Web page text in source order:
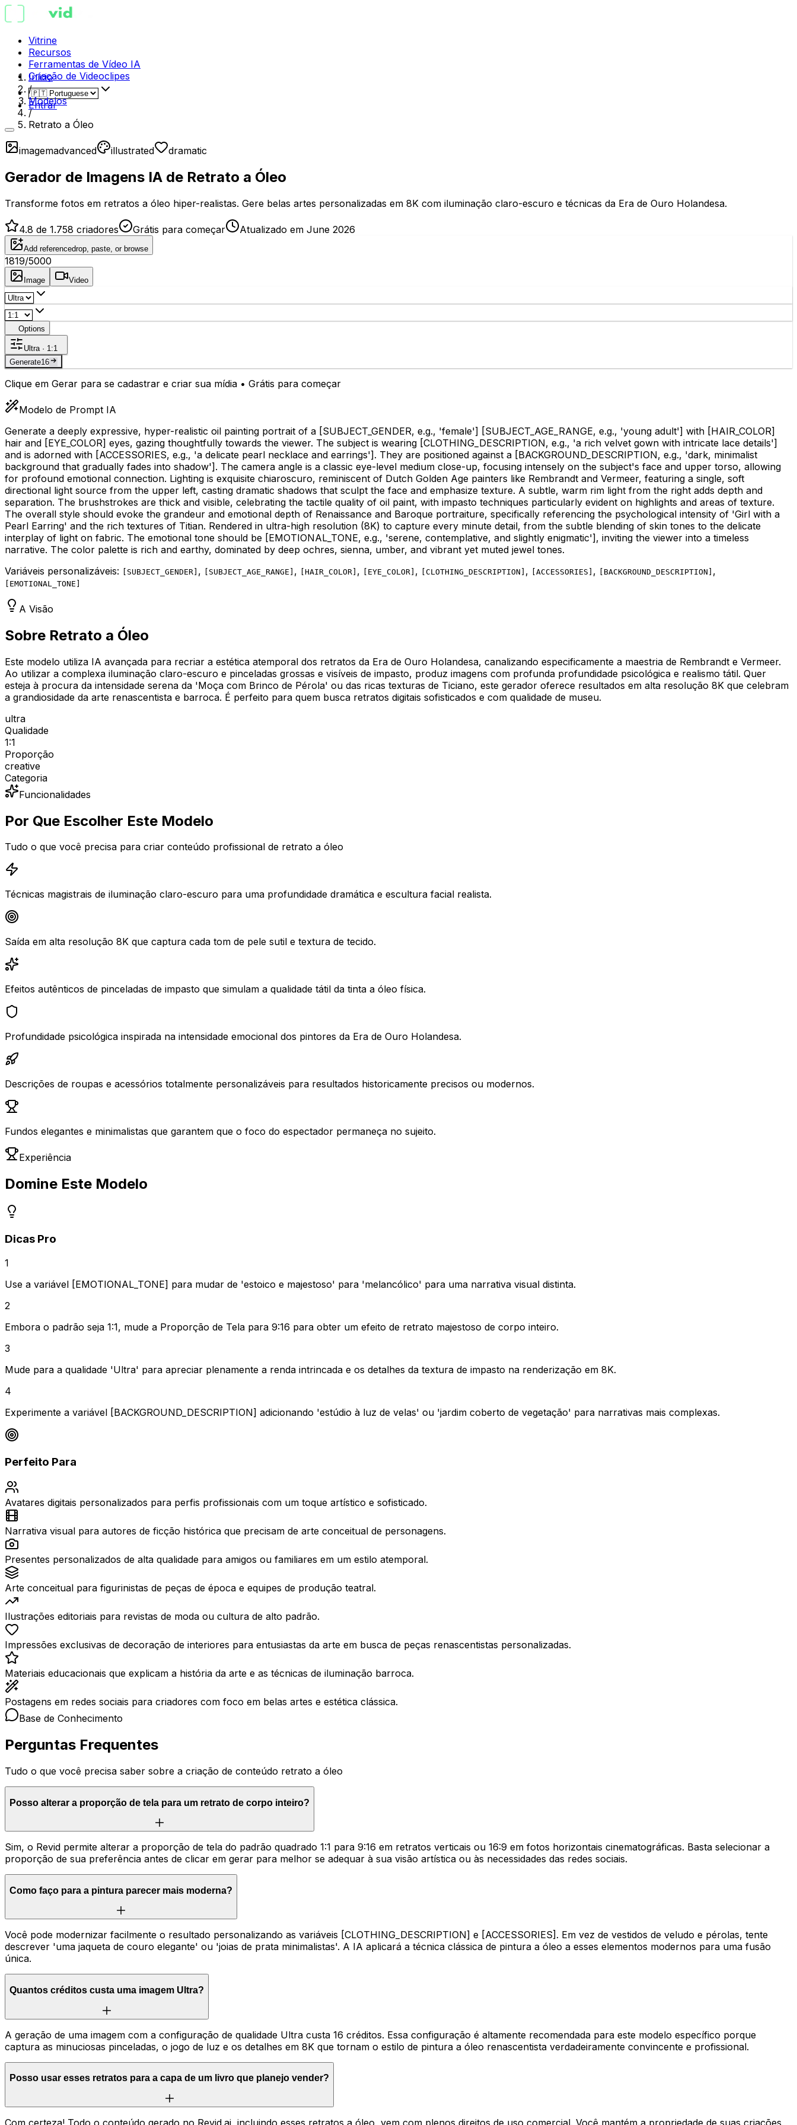
Vitrine
Recursos
Ferramentas de Vídeo IA
Criação de Videoclipes
Entrar
Início
/
Modelos
/
Retrato a Óleo
imagemadvanced illustrated dramatic
Gerador de Imagens IA de Retrato a Óleo
Transforme fotos em retratos a óleo hiper-realistas. Gere belas artes personalizadas em 8K com iluminação claro-escuro e técnicas da Era de Ouro Holandesa.
4.8 de 1.758 criadores Grátis para começar Atualizado em June 2026
Add referencedrop, paste, or browse
1819/5000
Image Video
Options
Ultra · 1:1
Generate16
Clique em Gerar para se cadastrar e criar sua mídia • Grátis para começar
Modelo de Prompt IA
Generate a deeply expressive, hyper-realistic oil painting portrait of a [SUBJECT_GENDER, e.g., 'female'] [SUBJECT_AGE_RANGE, e.g., 'young adult'] with [HAIR_COLOR]
hair and [EYE_COLOR] eyes, gazing thoughtfully towards the viewer. The subject is wearing [CLOTHING_DESCRIPTION, e.g., 'a rich velvet gown with intricate lace details']
and is adorned with [ACCESSORIES, e.g., 'a delicate pearl necklace and earrings']. They are positioned against a [BACKGROUND_DESCRIPTION, e.g., 'dark, minimalist
background that gradually fades into shadow']. The camera angle is a classic eye-level medium close-up, focusing intensely on the subject's face and upper torso, allowing
for profound emotional connection. Lighting is exquisite chiaroscuro, reminiscent of Dutch Golden Age painters like Rembrandt and Vermeer, featuring a single, soft
directional light source from the upper left, casting dramatic shadows that sculpt the face and emphasize texture. A subtle, warm rim light from the right adds depth and
separation. The brushstrokes are thick and visible, celebrating the tactile quality of oil paint, with impasto techniques particularly evident on highlights and areas of texture.
The overall style should evoke the grandeur and emotional depth of Renaissance and Baroque portraiture, specifically referencing the psychological intensity of 'Girl with a
Pearl Earring' and the rich textures of Titian. Rendered in ultra-high resolution (8K) to capture every minute detail, from the subtle blending of skin tones to the delicate
interplay of light on fabric. The emotional tone should be [EMOTIONAL_TONE, e.g., 'serene, contemplative, and slightly enigmatic'], inviting the viewer into a timeless
narrative. The color palette is rich and earthy, dominated by deep ochres, sienna, umber, and vibrant yet muted jewel tones.
Variáveis personalizáveis:
SUBJECT_GENDER , SUBJECT_AGE_RANGE , HAIR_COLOR , EYE_COLOR , CLOTHING_DESCRIPTION , ACCESSORIES , BACKGROUND_DESCRIPTION ,
EMOTIONAL_TONE
A Visão
Sobre Retrato a Óleo
Este modelo utiliza IA avançada para recriar a estética atemporal dos retratos da Era de Ouro Holandesa, canalizando especificamente a maestria de Rembrandt e Vermeer.
Ao utilizar a complexa iluminação claro-escuro e pinceladas grossas e visíveis de impasto, produz imagens com profunda profundidade psicológica e realismo tátil. Quer
esteja à procura da intensidade serena da 'Moça com Brinco de Pérola' ou das ricas texturas de Ticiano, este gerador oferece resultados em alta resolução 8K que celebram
a grandiosidade da arte renascentista e barroca. É perfeito para quem busca retratos digitais sofisticados e com qualidade de museu.
ultra
Qualidade
1:1
Proporção
creative
Categoria
Funcionalidades
Por Que Escolher Este Modelo
Tudo o que você precisa para criar conteúdo profissional de retrato a óleo
Técnicas magistrais de iluminação claro-escuro para uma profundidade dramática e escultura facial realista.
Saída em alta resolução 8K que captura cada tom de pele sutil e textura de tecido.
Efeitos autênticos de pinceladas de impasto que simulam a qualidade tátil da tinta a óleo física.
Profundidade psicológica inspirada na intensidade emocional dos pintores da Era de Ouro Holandesa.
Descrições de roupas e acessórios totalmente personalizáveis para resultados historicamente precisos ou modernos.
Fundos elegantes e minimalistas que garantem que o foco do espectador permaneça no sujeito.
Experiência
Domine Este Modelo
Dicas Pro
1
Use a variável [EMOTIONAL_TONE] para mudar de 'estoico e majestoso' para 'melancólico' para uma narrativa visual distinta.
2
Embora o padrão seja 1:1, mude a Proporção de Tela para 9:16 para obter um efeito de retrato majestoso de corpo inteiro.
3
Mude para a qualidade 'Ultra' para apreciar plenamente a renda intrincada e os detalhes da textura de impasto na renderização em 8K.
4
Experimente a variável [BACKGROUND_DESCRIPTION] adicionando 'estúdio à luz de velas' ou 'jardim coberto de vegetação' para narrativas mais complexas.
Perfeito Para
Avatares digitais personalizados para perfis profissionais com um toque artístico e sofisticado.
Narrativa visual para autores de ficção histórica que precisam de arte conceitual de personagens.
Presentes personalizados de alta qualidade para amigos ou familiares em um estilo atemporal.
Arte conceitual para figurinistas de peças de época e equipes de produção teatral.
Ilustrações editoriais para revistas de moda ou cultura de alto padrão.
Impressões exclusivas de decoração de interiores para entusiastas da arte em busca de peças renascentistas personalizadas.
Materiais educacionais que explicam a história da arte e as técnicas de iluminação barroca.
Postagens em redes sociais para criadores com foco em belas artes e estética clássica.
Base de Conhecimento
Perguntas Frequentes
Tudo o que você precisa saber sobre a criação de conteúdo retrato a óleo
Posso alterar a proporção de tela para um retrato de corpo inteiro?
Sim, o Revid permite alterar a proporção de tela do padrão quadrado 1:1 para 9:16 em retratos verticais ou 16:9 em fotos horizontais cinematográficas. Basta selecionar a
proporção de sua preferência antes de clicar em gerar para melhor se adequar à sua visão artística ou às necessidades das redes sociais.
Como faço para a pintura parecer mais moderna?
Você pode modernizar facilmente o resultado personalizando as variáveis [CLOTHING_DESCRIPTION] e [ACCESSORIES]. Em vez de vestidos de veludo e pérolas, tente
descrever 'uma jaqueta de couro elegante' ou 'joias de prata minimalistas'. A IA aplicará a técnica clássica de pintura a óleo a esses elementos modernos para uma fusão
única.
Quantos créditos custa uma imagem Ultra?
A geração de uma imagem com a configuração de qualidade Ultra custa 16 créditos. Essa configuração é altamente recomendada para este modelo específico porque
captura as minuciosas pinceladas, o jogo de luz e os detalhes em 8K que tornam o estilo de pintura a óleo renascentista verdadeiramente convincente e profissional.
Posso usar esses retratos para a capa de um livro que planejo vender?
Com certeza! Todo o conteúdo gerado no Revid.ai, incluindo esses retratos a óleo, vem com plenos direitos de uso comercial. Você mantém a propriedade de suas criações,